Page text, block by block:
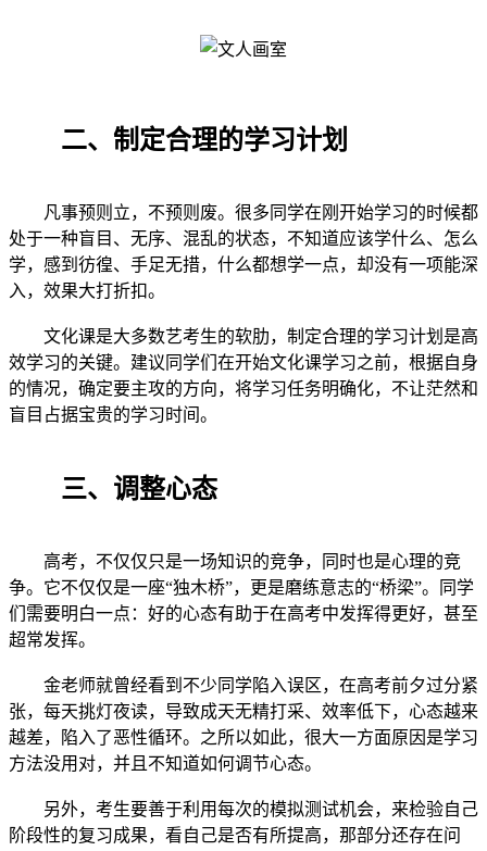
二、制定合理的学习计划
凡事预则立，不预则废。很多同学在刚开始学习的时候都
处于一种盲目、无序、混乱的状态，不知道应该学什么、怎么
学，感到彷徨、手足无措，什么都想学一点，却没有一项能深
入，效果大打折扣。
文化课是大多数艺考生的软肋，制定合理的学习计划是高
效学习的关键。建议同学们在开始文化课学习之前，根据自身
的情况，确定要主攻的方向，将学习任务明确化，不让茫然和
盲目占据宝贵的学习时间。
三、调整心态
高考，不仅仅只是一场知识的竞争，同时也是心理的竞
争。它不仅仅是一座“独木桥”，更是磨练意志的“桥梁”。同学
们需要明白一点：好的心态有助于在高考中发挥得更好，甚至
超常发挥。
金老师就曾经看到不少同学陷入误区，在高考前夕过分紧
张，每天挑灯夜读，导致成天无精打采、效率低下，心态越来
越差，陷入了恶性循环。之所以如此，很大一方面原因是学习
方法没用对，并且不知道如何调节心态。
另外，考生要善于利用每次的模拟测试机会，来检验自己
阶段性的复习成果，看自己是否有所提高，那部分还存在问